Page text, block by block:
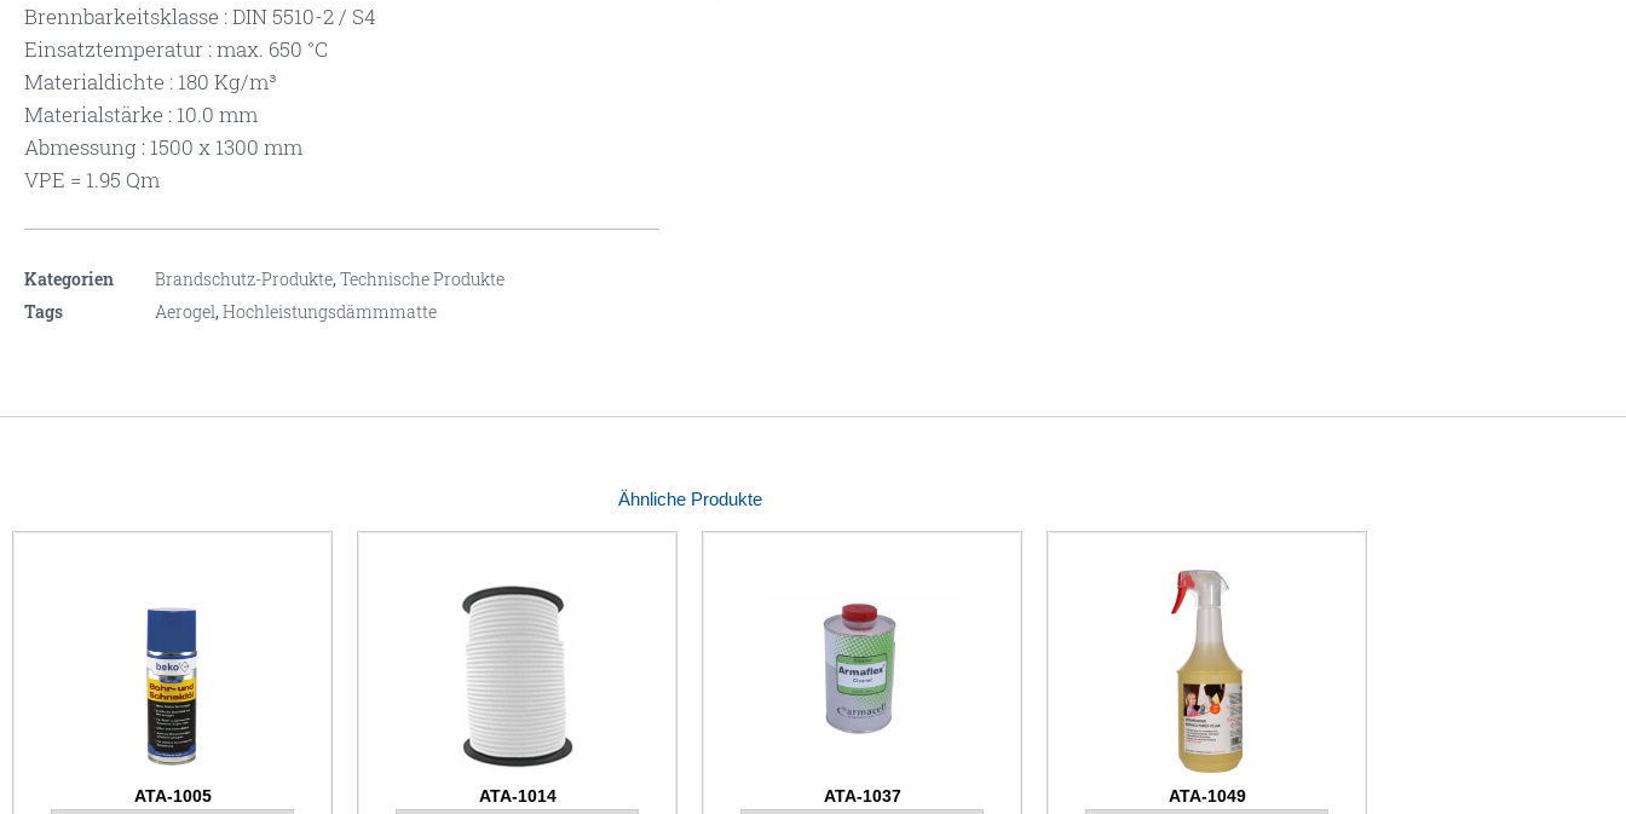
Brennbarkeitsklasse : DIN 5510-2 / S4
Einsatztemperatur : max. 650 °C
Materialdichte : 180 Kg/m³
Materialstärke : 10.0 mm
Abmessung : 1500 x 1300 mm
VPE = 1.95 Qm
Kategorien Brandschutz-Produkte,Technische Produkte
Tags
Aerogel,Hochleistungsdämmmatte
Ähnliche Produkte
ATA-1005 ATA-1014 ATA-1037 ATA-1049